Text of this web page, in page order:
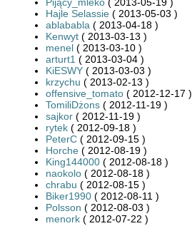
Hajle Selassie ( 2013-05-03 )
ablababla ( 2013-04-18 )
Kenwyt ( 2013-03-13 )
menel ( 2013-03-10 )
arturt1 ( 2013-03-04 )
KiESWY ( 2013-03-03 )
krzychu ( 2013-02-13 )
offensive_tomato ( 2012-12-17 )
TomiliDżons ( 2012-11-19 )
sajkor ( 2012-11-19 )
rytek ( 2012-09-18 )
PeterC ( 2012-09-15 )
Horche ( 2012-08-19 )
King144000 ( 2012-08-18 )
naokolo ( 2012-08-18 )
chrabu ( 2012-08-15 )
Biker1990 ( 2012-08-11 )
Polsson ( 2012-08-03 )
menork ( 2012-07-22 )